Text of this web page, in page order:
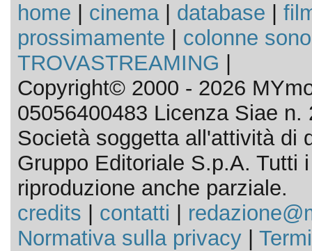
home cinema| database
prossimamente
colonne
TROVASTREAMING
Copyright© 2000 - 2026
05056400483 Licenza Siae n.
Società soggetta all'attività di
Gruppo Editoriale S.p.A. Tutti
riproduzione anche parziale.
credits
contatti
Normativa sulla privacy|